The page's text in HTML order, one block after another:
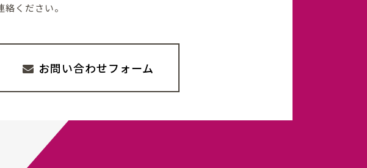
ください。
お問い合わせフォーム